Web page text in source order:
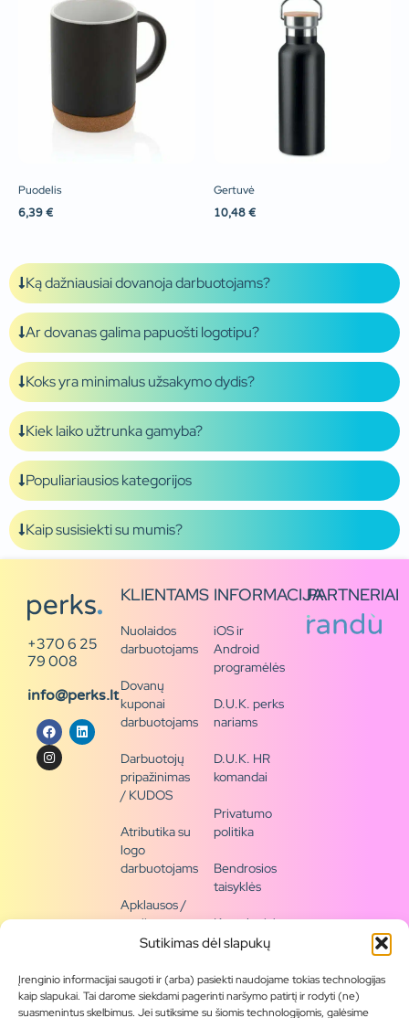
Sutikimas dėl slapukų
Įrenginio informacijai saugoti ir (arba) pasiekti naudojame tokias technologijas
kaip slapukai. Tai darome siekdami pagerinti naršymo patirtį ir rodyti (ne)
suasmenintus skelbimus. Jei sutiksime su šiomis technologijomis, galėsime
Puodelis
6,39 €
Gertuvė
10,48 €
Ką dažniausiai dovanoja darbuotojams?
Ar dovanas galima papuošti logotipu?
Koks yra minimalus užsakymo dydis?
Kiek laiko užtrunka gamyba?
Populiariausios kategorijos
Kaip susisiekti su mumis?
+370 6 25
79 008
info@perks.lt
KLIENTAMS
Nuolaidos
darbuotojams
Dovanų
kuponai
darbuotojams
Darbuotojų
pripažinimas
/ KUDOS
Atributika su
logo
darbuotojams
Apklausos /
naujienų
siena
Tapkite
partneriu
INFORMACIJA
iOS ir
Android
programėlės
D.U.K. perks
nariams
D.U.K. HR
komandai
Privatumo
politika
Bendrosios
taisyklės
Kontaktai /
rekvizitai
PARTNERIAI